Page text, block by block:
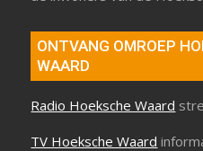
ONTVANG OMROEP
WAARD
Radio Hoeksche Waard
TV Hoeksche Waard